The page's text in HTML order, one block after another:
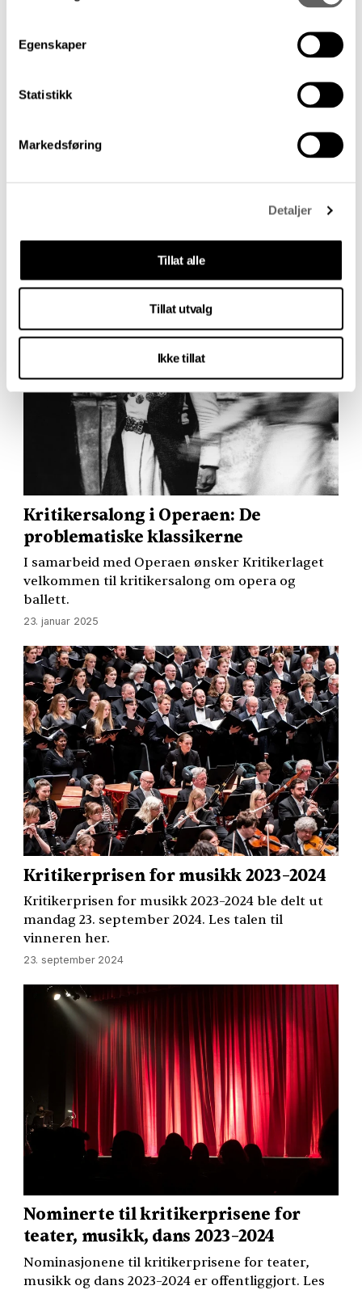
Egenskaper
Statistikk
Markedsføring
Detaljer
Tillat alle
Tillat utvalg
Ikke tillat
Årets tildelinger av Statens kunstnerstipend
er offentliggjort.
Kritikersalong i Operaen: De
problematiske klassikerne
I samarbeid med Operaen ønsker Kritikerlaget
velkommen til kritikersalong om opera og
ballett.
23. januar 2025
Kritikerprisen for musikk 2023–2024
Kritikerprisen for musikk 2023–2024 ble delt ut
mandag 23. september 2024. Les talen til
vinneren her.
23. september 2024
Nominerte til kritikerprisene for
teater, musikk, dans 2023–2024
Nominasjonene til kritikerprisene for teater,
musikk og dans 2023–2024 er offentliggjort. Les